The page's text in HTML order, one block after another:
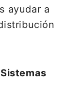
ayudar a